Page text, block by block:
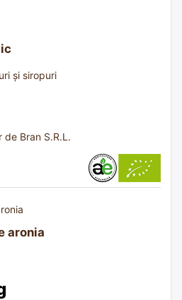
și siropuri
de Bran S.R.L.
aronia